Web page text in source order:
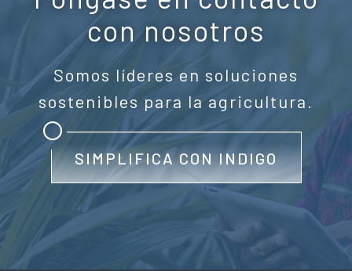
con nosotros
Somos líderes en soluciones
sostenibles para la agricultura.
SIMPLIFICA CON INDIGO